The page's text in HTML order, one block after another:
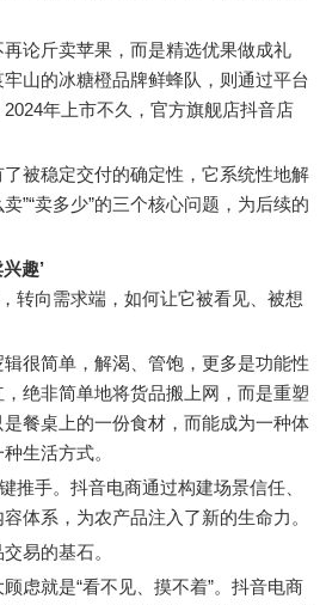
斤卖苹果，而是精选优果做成礼
山的冰糖橙品牌鲜蜂队，则通过平台
年上市不久，官方旗舰店抖音店
稳定交付的确定性，它系统性地解
”“卖多少”的三个核心问题，为后续的
趣’
向需求端，如何让它被看见、被想
简单，解渴、管饱，更多是功能性
绝非简单地将货品搬上网，而是重塑
餐桌上的一份食材，而能成为一种体
生活方式。
手。抖音电商通过构建场景信任、
体系，为农产品注入了新的生命力。
易的基石。
就是“看不见、摸不着”。抖音电商